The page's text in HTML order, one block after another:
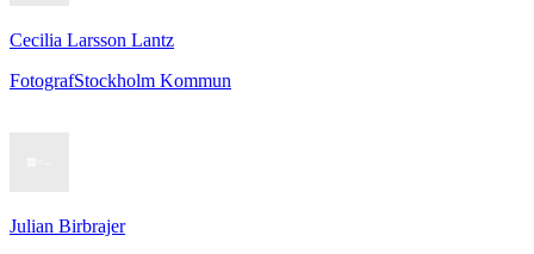
Cecilia Larsson Lantz
FotografStockholm Kommun
Julian Birbrajer